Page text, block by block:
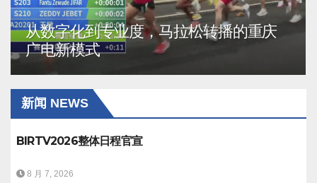
从数字化到专业度，马拉松转播的重庆
广电新模式
新闻 NEWS
BIRTV2026整体日程官宣
8 月 7, 2026